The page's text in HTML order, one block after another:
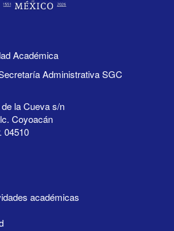
Académica
Administrativa SGC
la Cueva s/n
Coyoacán
04510
académicas